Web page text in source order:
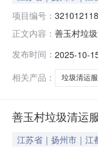
项目编号：
正文内容： 善玉村垃
研究决定
发布时间： 2025-10-
相关产品：
垃圾清运
善玉村垃圾清运
江苏省｜扬州市｜江